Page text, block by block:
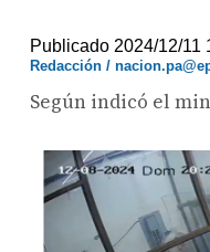
Publicado 2024/12/11
Redacción /
Según indicó el